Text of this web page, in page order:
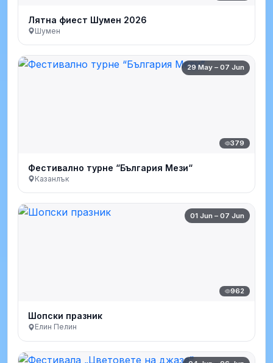
Лятна фиест Шумен 2026
Шумен
29 May – 07 Jun
379
Фестивално турне “България Мези“
Казанлък
01 Jun – 07 Jun
962
Шопски празник
Елин Пелин